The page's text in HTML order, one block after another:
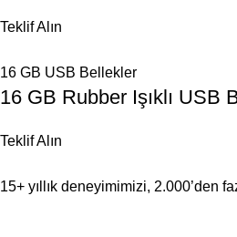
Teklif Alın
16 GB USB Bellekler
16 GB Rubber Işıklı USB
Teklif Alın
15+ yıllık deneyimimizi, 2.000’den